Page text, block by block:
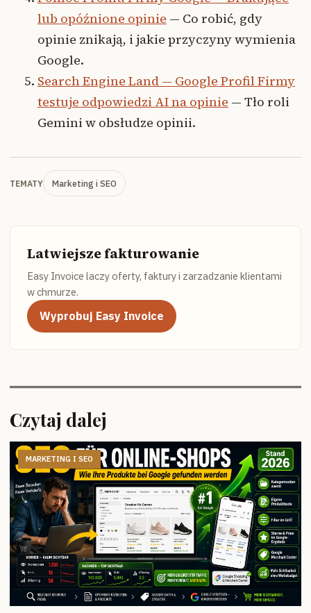
lub opóźnione opinie — Co robić, gdy
opinie znikają, i jakie przyczyny wymienia
Google.
Search Engine Land — Google Profil Firmy
testuje odpowiedzi AI na opinie — Tło roli
Gemini w obsłudze opinii.
TEMATY Marketing i SEO
Latwiejsze fakturowanie
Easy Invoice laczy oferty, faktury i zarzadzanie klientami
w chmurze.
Wyprobuj Easy Invoice
Czytaj dalej
MARKETING I SEO